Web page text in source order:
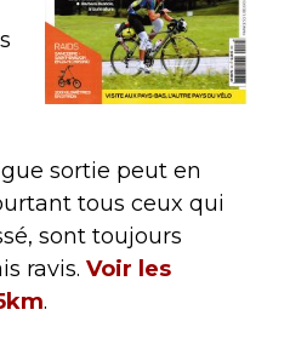
sortie peut en
tous ceux qui
sont toujours
ravis. Voir les
.